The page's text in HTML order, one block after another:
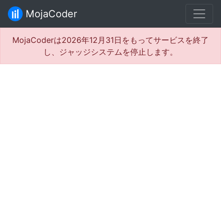
MojaCoder
MojaCoderは2026年12月31日をもってサービスを終了
し、ジャッジシステムを停止します。